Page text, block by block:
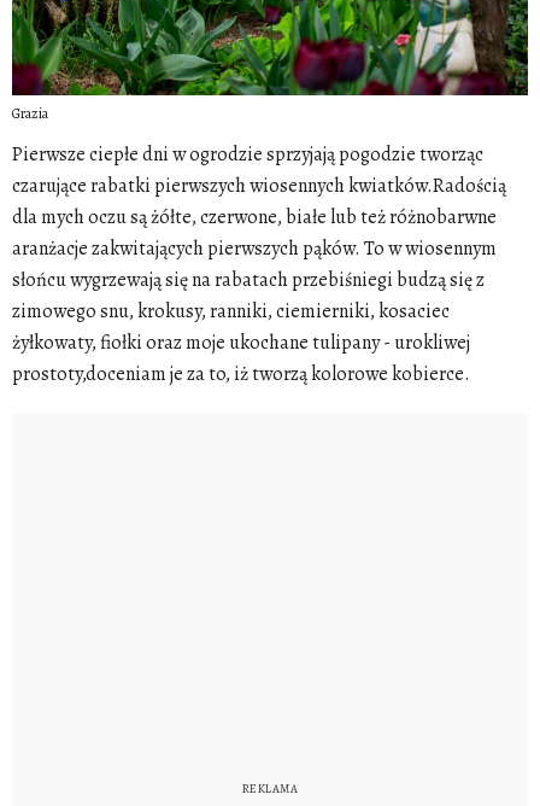
Grazia
Pierwsze ciepłe dni w ogrodzie sprzyjają pogodzie tworząc
czarujące rabatki pierwszych wiosennych kwiatków.Radością
dla mych oczu są żółte, czerwone, białe lub też różnobarwne
aranżacje zakwitających pierwszych pąków. To w wiosennym
słońcu wygrzewają się na rabatach przebiśniegi budzą się z
zimowego snu, krokusy, ranniki, ciemierniki, kosaciec
żyłkowaty, fiołki oraz moje ukochane tulipany - urokliwej
prostoty,doceniam je za to, iż tworzą kolorowe kobierce.